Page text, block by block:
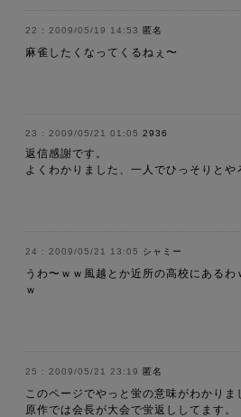
2009/05/19 14:53 匿名
麻雀したくなってくるねぇ〜
2009/05/21 01:05 2936
返信感謝です。
よくわかりました、一人でひっそりとや
2009/05/21 13:05 シャミー
うわ〜ｗｗ風越とか近所の高校にあるわ
ｗ
2009/05/21 23:19 匿名
このページでやっと蛍の意味がわかりま
原作では会長が大会で蛍返ししてます。